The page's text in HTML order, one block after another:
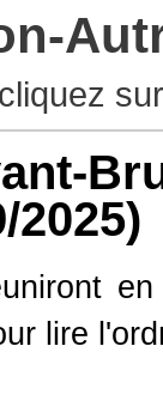
2025)
lire